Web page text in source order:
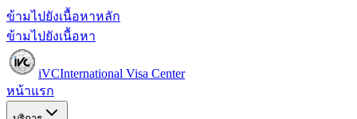
ข้ามไปยังเนื้อหาหลัก
ข้ามไปยังเนื้อหา
iVCInternational Visa Center
หน้าแรก